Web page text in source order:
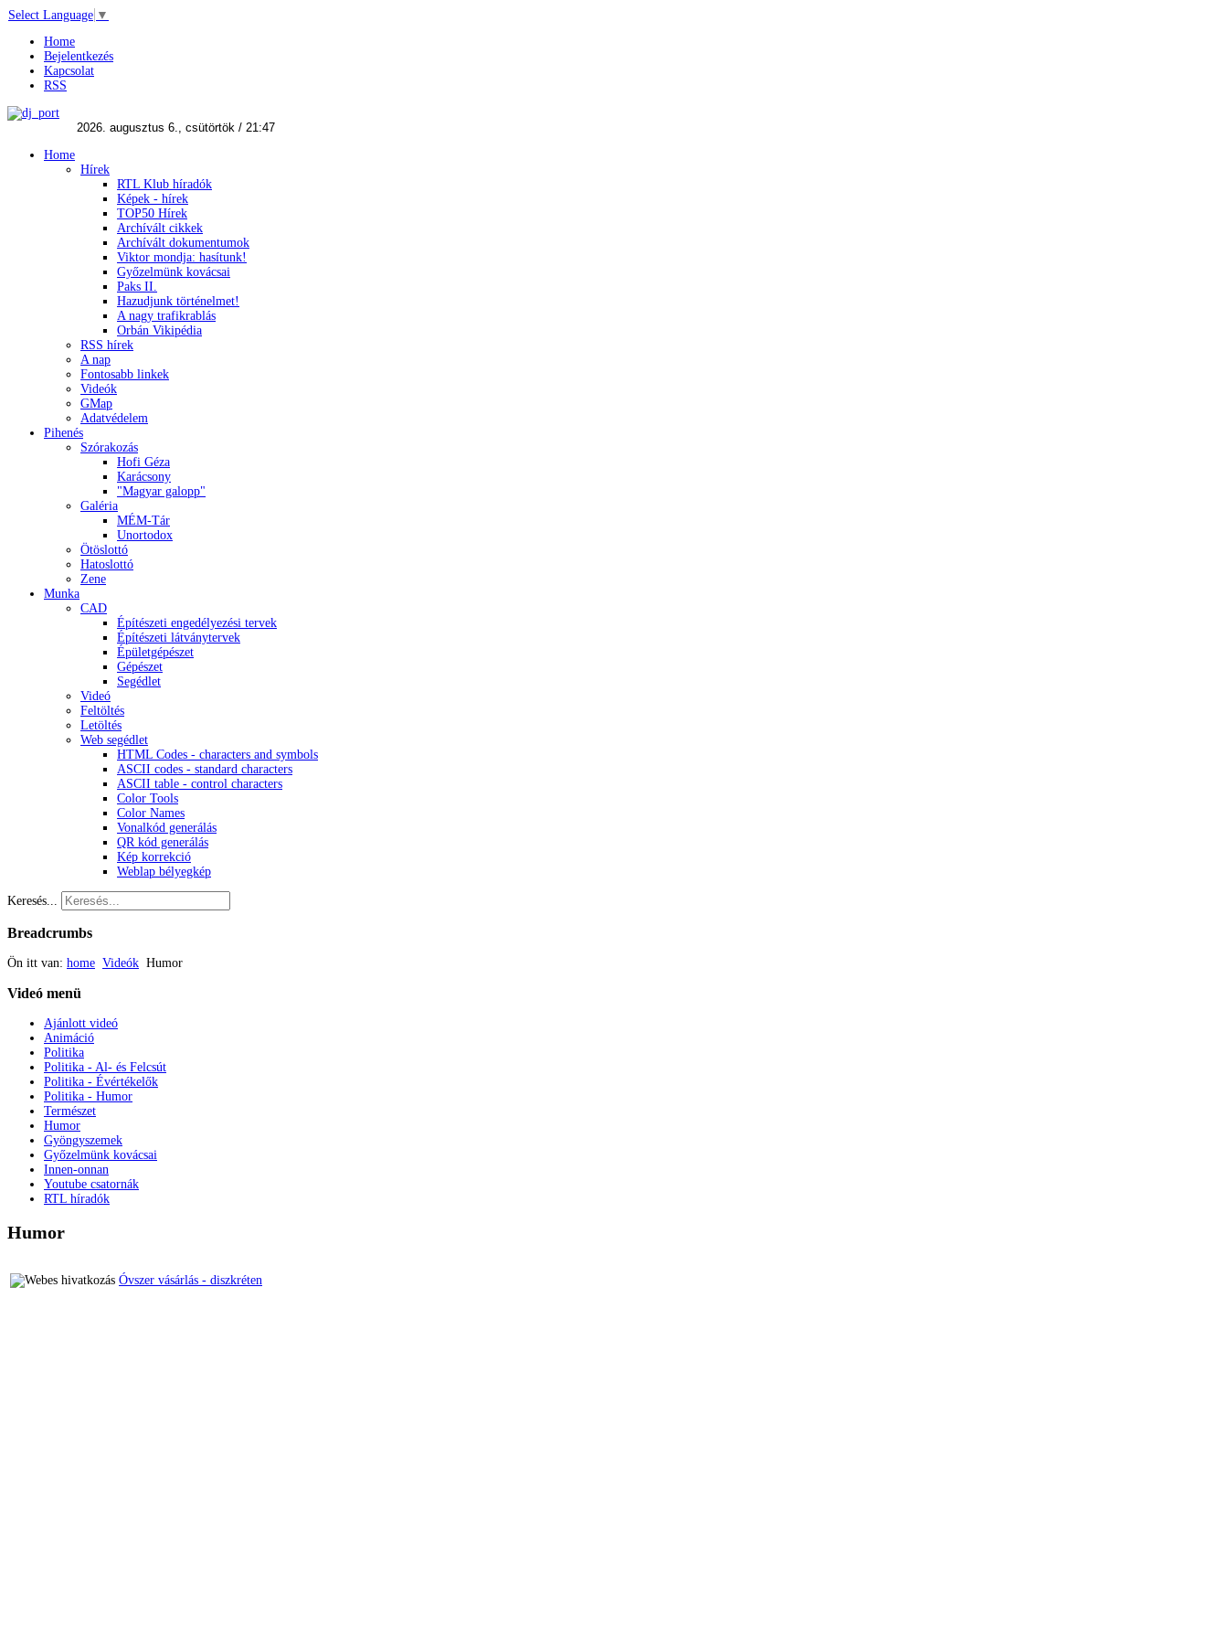
Select Language ▼
Home
Bejelentkezés
Kapcsolat
RSS
Home
Hírek
RTL Klub híradók
Képek - hírek
TOP50 Hírek
Archívált cikkek
Archívált dokumentumok
Viktor mondja: hasítunk!
Győzelmünk kovácsai
Paks II.
Hazudjunk történelmet!
A nagy trafikrablás
Orbán Vikipédia
RSS hírek
A nap
Fontosabb linkek
Videók
GMap
Adatvédelem
Pihenés
Szórakozás
Hofi Géza
Karácsony
"Magyar galopp"
Galéria
MÉM-Tár
Unortodox
Ötöslottó
Hatoslottó
Zene
Munka
CAD
Építészeti engedélyezési tervek
Építészeti látványtervek
Épületgépészet
Gépészet
Segédlet
Videó
Feltöltés
Letöltés
Web segédlet
HTML Codes - characters and symbols
ASCII codes - standard characters
ASCII table - control characters
Color Tools
Color Names
Vonalkód generálás
QR kód generálás
Kép korrekció
Weblap bélyegkép
Keresés...
Breadcrumbs
Ön itt van: home Videók Humor
Videó menü
Ajánlott videó
Animáció
Politika
Politika - Al- és Felcsút
Politika - Évértékelők
Politika - Humor
Természet
Humor
Gyöngyszemek
Győzelmünk kovácsai
Innen-onnan
Youtube csatornák
RTL híradók
Humor
Óvszer vásárlás - diszkréten